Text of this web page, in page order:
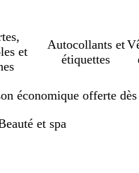
et
Autocollants et
étiquettes
économique offerte dès
et spa